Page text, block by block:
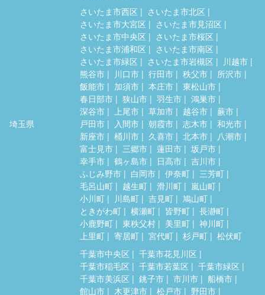
埼玉県
さいたま市西区
さいたま市北区
さいたま市大宮区
さいたま市見沼区
さいたま市中央区
さいたま市桜区
さいたま市浦和区
さいたま市南区
さいたま市緑区
さいたま市岩槻区
川越市
熊谷市
川口市 行田市 秩父市
所沢市
飯能市
加須市 本庄市
東松山市
春日部市
狭山市 羽生市
鴻巣市
深谷市
上尾市 草加市 越谷市
蕨市
戸田市
入間市 朝霞市 志木市
和光市
新座市
桶川市 久喜市 北本市
八潮市
富士見市
三郷市 蓮田市
坂戸市
幸手市
鶴ヶ島市 日高市
吉川市
ふじみ野市
白岡市 伊奈町
三芳町
毛呂山町
越生町 滑川町
嵐山町
小川町
川島町 吉見町
鳩山町
ときがわ町
横瀬町 皆野町
長瀞町
小鹿野町
東秩父村 美里町
神川町
上里町
寄居町 宮代町 杉戸町 松伏町
千葉市中央区
千葉市花見川区
千葉市稲毛区
千葉市若葉区
千葉市緑区
千葉市美浜区
銚子市 市川市
船橋市
館山市
木更津市 松戸市
野田市